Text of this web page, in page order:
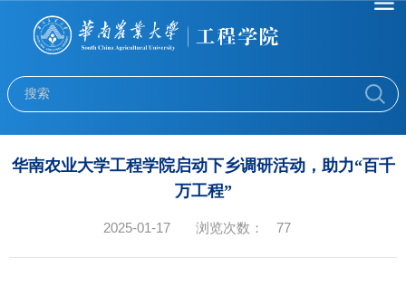
华南农业大学工程学院启动下乡调研活动，助力“百千
万工程”
2025-01-17 浏览次数： 77